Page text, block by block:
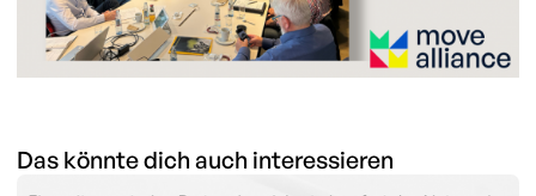
Das könnte dich auch interessieren